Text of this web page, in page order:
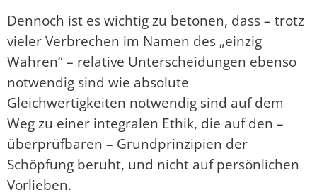
Dennoch ist es wichtig zu betonen, dass – trotz
vieler Verbrechen im Namen des „einzig
Wahren“ – relative Unterscheidungen ebenso
notwendig sind wie absolute
Gleichwertigkeiten notwendig sind auf dem
Weg zu einer integralen Ethik, die auf den –
überprüfbaren – Grundprinzipien der
Schöpfung beruht, und nicht auf persönlichen
Vorlieben.